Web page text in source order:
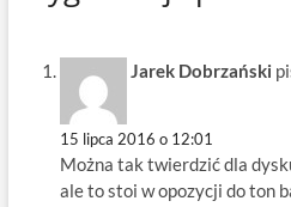
Jarek Dobrzański
15 lipca 2016 o 12:01
Można tak twierdzić dla
ale to stoi w opozycji do ton